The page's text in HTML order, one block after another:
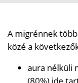
A migrénnek
közé a
aura nélküli
(80%) ide